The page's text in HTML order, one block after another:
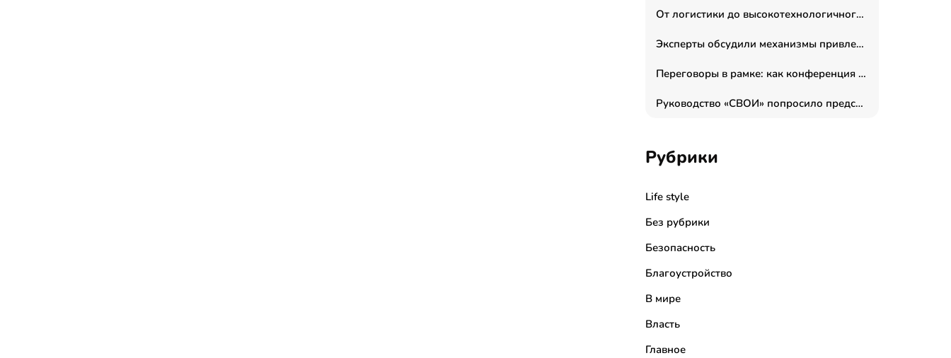
От логистики до высокотехнологичного производства: как основатель “гагаринга” выстраивает экосистему безопасности и гражданских БПЛА
Эксперты обсудили механизмы привлечения молодых специалистов в промышленные города
Переговоры в рамке: как конференция «Бизнес как искусство» переформатирует деловой этикет в стенах ТПП РФ
Руководство «СВОИ» попросило председателя СКР дать правовую оценку обысков в тыловом штабе
Рубрики
Life style
Без рубрики
Безопасность
Благоустройство
В мире
Власть
Главное